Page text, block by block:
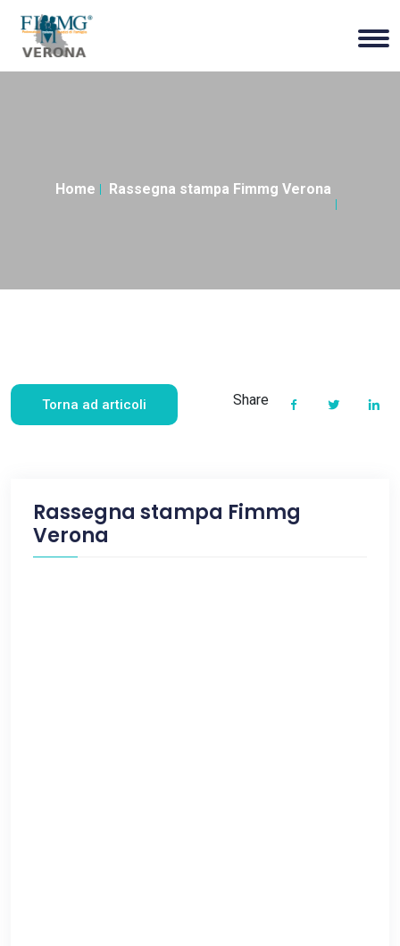
Home Rassegna stampa Fimmg Verona
Torna ad articoli Share
Rassegna stampa Fimmg
Verona